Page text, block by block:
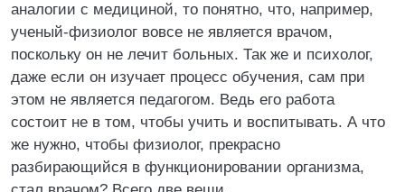
аналогии с медициной, то понятно, что, например,
ученый-физиолог вовсе не является врачом,
поскольку он не лечит больных. Так же и психолог,
даже если он изучает процесс обучения, сам при
этом не является педагогом. Ведь его работа
состоит не в том, чтобы учить и воспитывать. А что
же нужно, чтобы физиолог, прекрасно
разбирающийся в функционировании организма,